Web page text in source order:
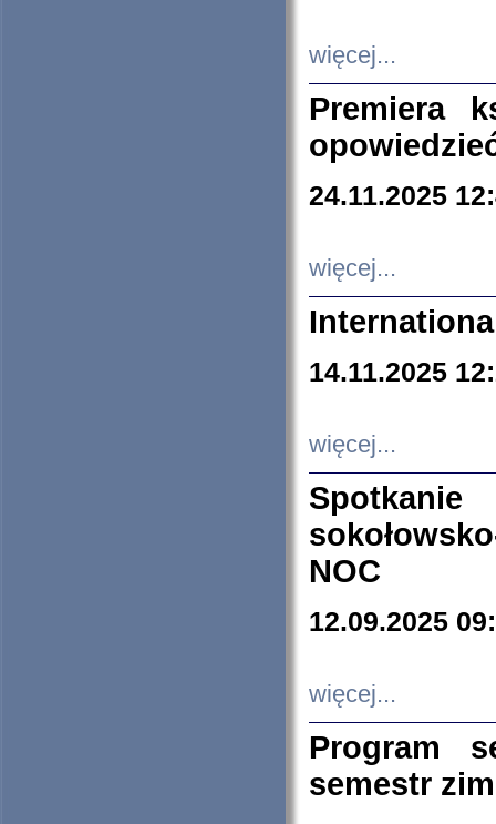
więcej...
Premiera
24.11.2025
więcej...
14.11.2025
więcej...
NOC
12.09.2025
więcej...
Program
semestr